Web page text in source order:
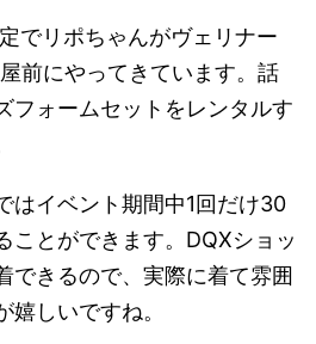
でリポちゃんがヴェリナー
前にやってきています。話
フォームセットをレンタルす
はイベント期間中1回だけ30
ことができます。DQXショッ
できるので、実際に着て雰囲
しいですね。